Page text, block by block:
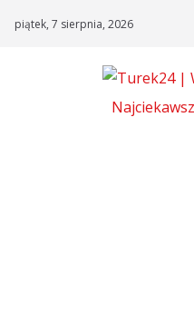
piątek, 7 sierpnia, 2026